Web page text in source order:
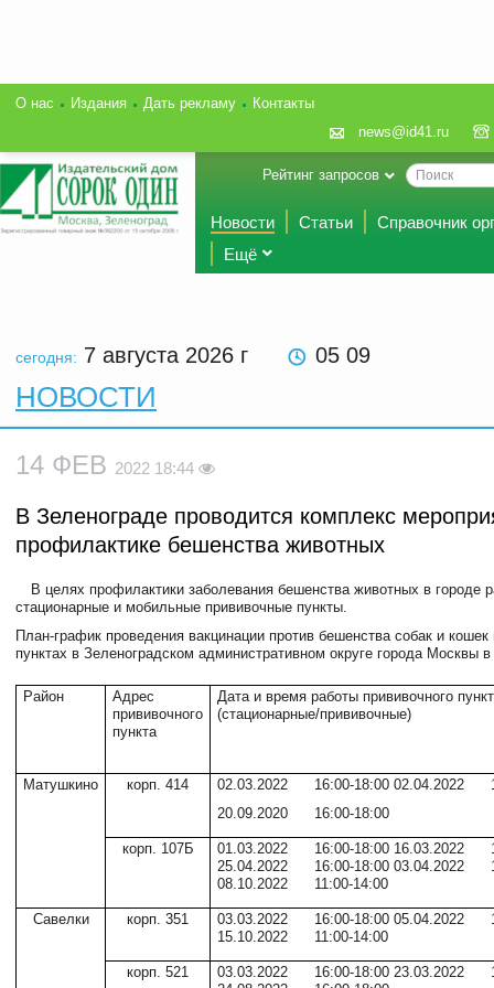
О нас Издания Дать рекламу
Контакты
news@id41.ru
Рейтинг запросов
Новости Статьи
Справочник
Ещё
сегодня: 7 августа 2026 г 05 09
НОВОСТИ
14 ФЕВ 2022 18:44
В Зеленограде проводится комплекс
профилактике бешенства животных
В целях профилактики заболевания бешенства животных в городе
стационарные и мобильные прививочные пункты.
План-график проведения вакцинации против бешенства собак и
пунктах в Зеленоградском административном округе города Москвы в
Район
Адрес
прививочного
пункта
Дата и время работы прививочного
(стационарные/прививочные)
Матушкино корп. 414
02.03.2022 16:00-18:00 02.04.2022
20.09.2020 16:00-18:00
корп. 107Б
01.03.2022 16:00-18:00 16.03.2022
25.04.2022 16:00-18:00 03.04.2022
08.10.2022 11:00-14:00
Савелки корп. 351
03.03.2022 16:00-18:00 05.04.2022
15.10.2022 11:00-14:00
корп. 521
03.03.2022 16:00-18:00 23.03.2022